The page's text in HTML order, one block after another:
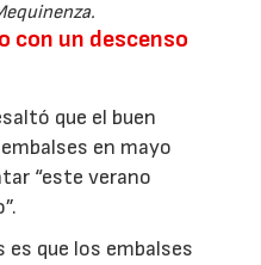
con un descenso
que el buen
en mayo
“este verano
es que los embalses